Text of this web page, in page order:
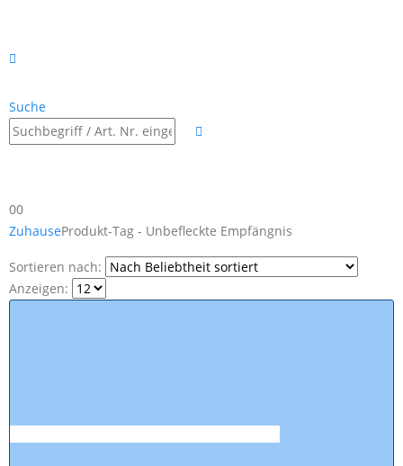
Suche
00
ZuhauseProdukt-Tag - Unbefleckte Empfängnis
Sortieren nach:
Anzeigen: